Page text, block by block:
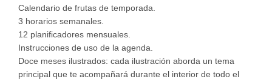
Calendario de frutas de temporada.
3 horarios semanales.
12 planificadores mensuales.
Instrucciones de uso de la agenda.
Doce meses ilustrados: cada ilustración aborda un tema
principal que te acompañará durante el interior de todo el